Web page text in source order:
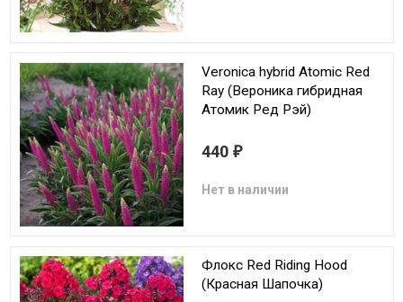
Veronica hybrid Atomic Red
Ray (Вероника гибридная
Атомик Ред Рэй)
440 ₽
Нет в наличии
Флокс Red Riding Hood
(Красная Шапочка)